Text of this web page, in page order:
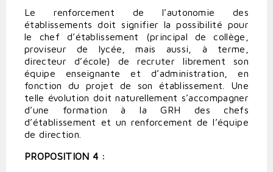
Le renforcement de l’autonomie des
établissements doit signifier la possibilité pour
le chef d’établissement (principal de collège,
proviseur de lycée, mais aussi, à terme,
directeur d’école) de recruter librement son
équipe enseignante et d’administration, en
fonction du projet de son établissement. Une
telle évolution doit naturellement s’accompagner
d’une formation à la GRH des chefs
d’établissement et un renforcement de l’équipe
de direction.
PROPOSITION 4 :